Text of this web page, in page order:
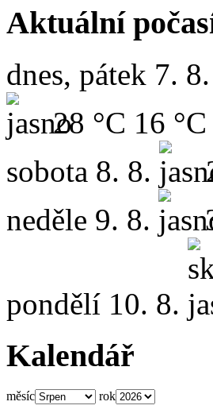
Aktuální
dnes, pátek 7.
28 °C 16 °C
sobota 8. 8.
neděle 9. 8.
pondělí 10. 8.
Kalendář
měsíc rok